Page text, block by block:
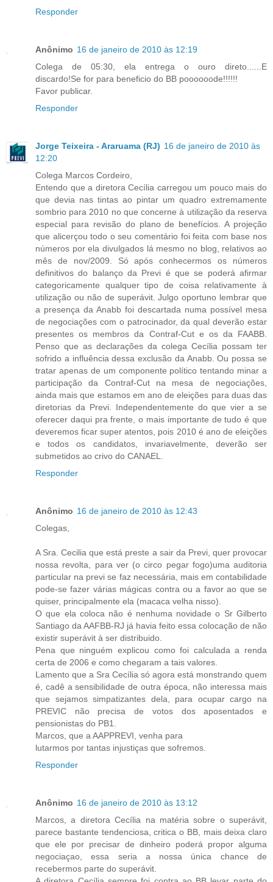
Responder
Anônimo 16 de janeiro de 2010 às 12:19
Colega de 05:30, ela entrega o ouro direto......E
discardo!Se for para beneficio do BB poooooode!!!!!!
Favor publicar.
Responder
Jorge Teixeira - Araruama (RJ) 16 de janeiro de 2010 às
12:20
Colega Marcos Cordeiro,
Entendo que a diretora Cecília carregou um pouco mais do
que devia nas tintas ao pintar um quadro extremamente
sombrio para 2010 no que concerne à utilização da reserva
especial para revisão do plano de benefícios. A projeção
que alicerçou todo o seu comentário foi feita com base nos
números por ela divulgados lá mesmo no blog, relativos ao
mês de nov/2009. Só após conhecermos os números
definitivos do balanço da Previ é que se poderá afirmar
categoricamente qualquer tipo de coisa relativamente à
utilização ou não de superávit. Julgo oportuno lembrar que
a presença da Anabb foi descartada numa possível mesa
de negociações com o patrocinador, da qual deverão estar
presentes os membros da Contraf-Cut e os da FAABB.
Penso que as declarações da colega Cecília possam ter
sofrido a influência dessa exclusão da Anabb. Ou possa se
tratar apenas de um componente político tentando minar a
participação da Contraf-Cut na mesa de negociações,
ainda mais que estamos em ano de eleições para duas das
diretorias da Previ. Independentemente do que vier a se
oferecer daqui pra frente, o mais importante de tudo é que
deveremos ficar super atentos, pois 2010 é ano de eleições
e todos os candidatos, invariavelmente, deverão ser
submetidos ao crivo do CANAEL.
Responder
Anônimo 16 de janeiro de 2010 às 12:43
Colegas,
A Sra. Cecilia que está preste a sair da Previ, quer provocar
nossa revolta, para ver (o circo pegar fogo)uma auditoria
particular na previ se faz necessária, mais em contabilidade
pode-se fazer várias mágicas contra ou a favor ao que se
quiser, principalmente ela (macaca velha nisso).
O que ela coloca não é nenhuma novidade o Sr Gilberto
Santiago da AAFBB-RJ já havia feito essa colocação de não
existir superávit à ser distribuido.
Pena que ninguém explicou como foi calculada a renda
certa de 2006 e como chegaram a tais valores.
Lamento que a Sra Cecília só agora está monstrando quem
é, cadê a sensibilidade de outra época, não interessa mais
que sejamos simpatizantes dela, para ocupar cargo na
PREVIC não precisa de votos dos aposentados e
pensionistas do PB1.
Marcos, que a AAPPREVI, venha para
lutarmos por tantas injustiças que sofremos.
Responder
Anônimo 16 de janeiro de 2010 às 13:12
Marcos, a diretora Cecília na matéria sobre o superávit,
parece bastante tendenciosa, critica o BB, mais deixa claro
que ele por precisar de dinheiro poderá propor alguma
negociaçao, essa seria a nossa única chance de
recebermos parte do superávit.